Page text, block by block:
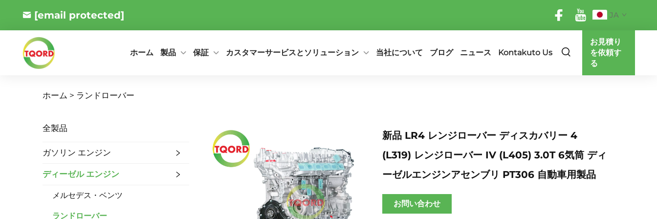
[email protected] JA
ホーム 製品 保証 カスタマーサービスとソリューション 当社について ブログ ニュース Kontakuto Us
お見積り
を依頼す
る
ホーム > ランドローバー
全製品
ガソリン エンジン
ディーゼル エンジン
メルセデス・ベンツ
ランドローバー
新品 LR4 レンジローバー ディスカバリー 4
(L319) レンジローバー IV (L405) 3.0T 6気筒 ディ
ーゼルエンジンアセンブリ PT306 自動車用製品
お問い合わせ